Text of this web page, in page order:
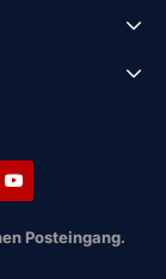
Posteingang.